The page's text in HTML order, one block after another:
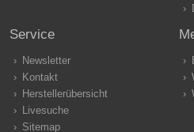
Service
Newsletter
Kontakt
Herstellerübersicht
Livesuche
Sitemap